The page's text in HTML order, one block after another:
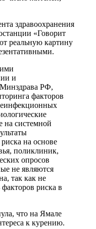
здравоохранения
«Говорит
реальную картину
и
РФ,
факторов
на системной
на основе
поликлиник,
опросов
не являются
так как не
риска в
что на Ямале
к курению.